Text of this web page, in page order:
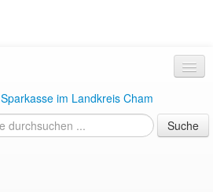
Sparkasse im Landkreis Cham
Suche